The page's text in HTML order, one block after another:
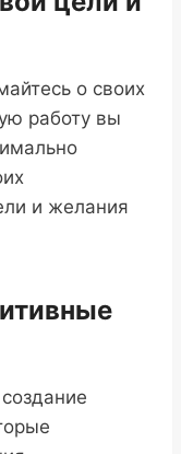
о своих
работу вы
и желания